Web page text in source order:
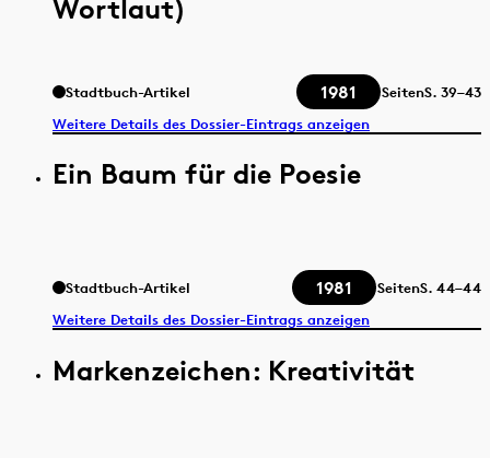
Wortlaut)
Stadtbuch-Artikel 1981 SeitenS. 39–43
Weitere Details des Dossier-Eintrags anzeigen
Ein Baum für die Poesie
Stadtbuch-Artikel 1981 SeitenS. 44–44
Weitere Details des Dossier-Eintrags anzeigen
Markenzeichen: Kreativität